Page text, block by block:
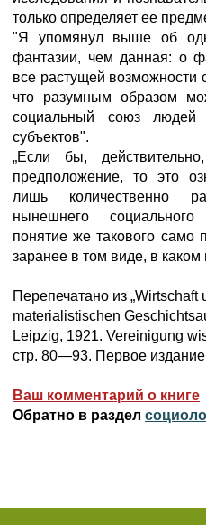
только определяет ее
"Я упомянул выше об
фантазии, чем данная: о
все растущей возможности
что разумным образом
социальный союз
субъектов".
„Если бы,
предположение, то это
лишь количественно
нынешнего
понятие же такового
заранее в том виде, в
Перепечатано из
materialistischen
Leipzig, 1921. Vereinigung
стр. 80—93. Первое издание
Ваш комментарий о книге
Обратно в раздел